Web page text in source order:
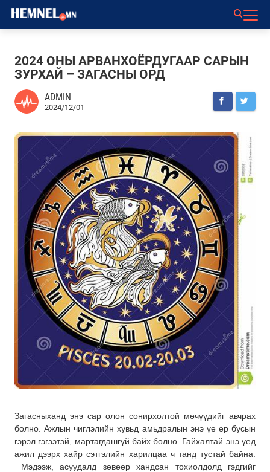
2024 ОНЫ АРВАНХОЁРДУГААР САРЫН
ЗУРХАЙ – ЗАГАСНЫ ОРД
ADMIN
2024/12/01
Загасныханд энэ сар олон сонирхолтой мөчүүдийг авчрах
болно. Ажлын чиглэлийн хувьд амьдралын энэ үе ер бусын
гэрэл гэгээтэй, мартагдашгүй байх болно. Гайхалтай энэ үед
ажил дээрх хайр сэтгэлийн харилцаа ч танд тустай байна.
Мэдээж, асуудалд зөвөөр хандсан тохиолдолд гэдгийг